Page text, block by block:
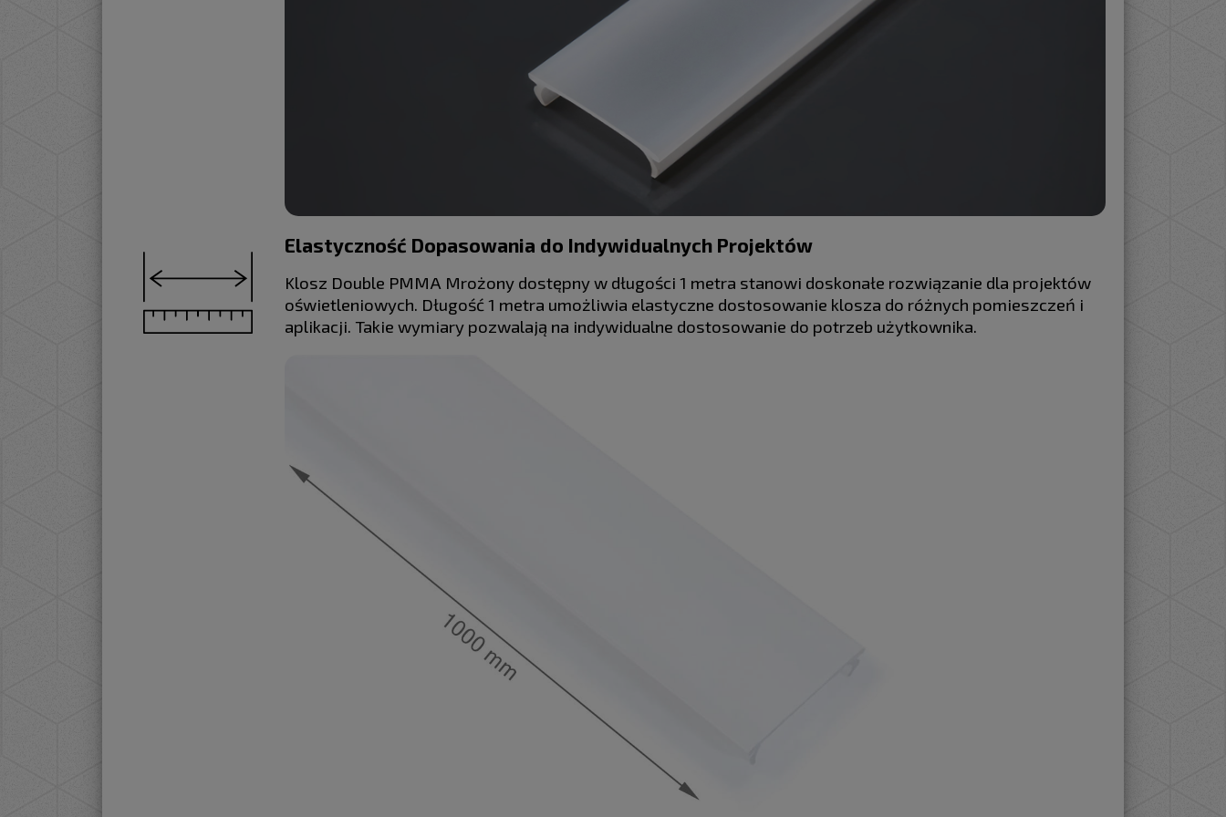
Elastyczność Dopasowania do Indywidualnych Projektów
Klosz Double PMMA Mrożony dostępny w długości 1 metra stanowi doskonałe rozwiązanie dla projektów
oświetleniowych. Długość 1 metra umożliwia elastyczne dostosowanie klosza do różnych pomieszczeń i
aplikacji. Takie wymiary pozwalają na indywidualne dostosowanie do potrzeb użytkownika.